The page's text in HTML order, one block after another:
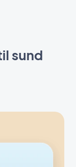
sund